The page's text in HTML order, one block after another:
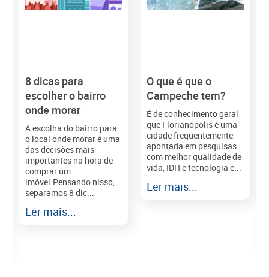
8 dicas para
escolher o bairro
onde morar
A escolha do bairro para
o local onde morar é uma
das decisões mais
importantes na hora de
comprar um
imóvel.Pensando nisso,
separamos 8 dic...
Ler mais...
O que é que o
Campeche tem?
É de conhecimento geral
que Florianópolis é uma
cidade frequentemente
apontada em pesquisas
com melhor qualidade de
vida, IDH e tecnologia e...
Ler mais...